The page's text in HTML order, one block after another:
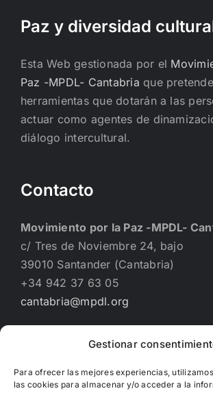
Gestionar
Para ofrecer las mejores experiencias,
las cookies para almacenar y/o acceder a la
Paz y diversidad
Esta Web gestionada por el
Paz -MPDL- Cantabria que
herramientas que dotarán a las
actuar como agentes de
diálogo intercultural.
Contacto
Movimiento por la Paz -MPDL-
c/ Tres de Noviembre 24, bajo
39010 Santander (Cantabria)
+34 942 37 63 05
cantabria@mpdl.org
Financiado por